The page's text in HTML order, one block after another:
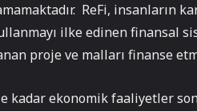
ReFi, insanların
ilke edinen finansal
proje ve malları finanse
kadar ekonomik faaliyetler